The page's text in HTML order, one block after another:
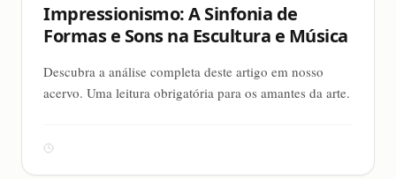
Impressionismo: A Sinfonia de
Formas e Sons na Escultura e Música
Descubra a análise completa deste artigo em nosso
acervo. Uma leitura obrigatória para os amantes da arte.